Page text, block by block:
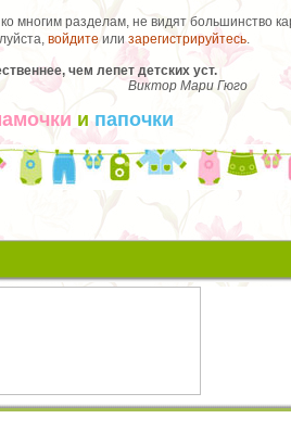
многим разделам, не видят большинство
войдите илизарегистрируйтесь.
чем лепет детских уст.
Виктор Мари Гюго
ипапочки